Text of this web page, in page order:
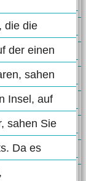
die die
der einen
sahen
Insel, auf
sahen Sie
Da es